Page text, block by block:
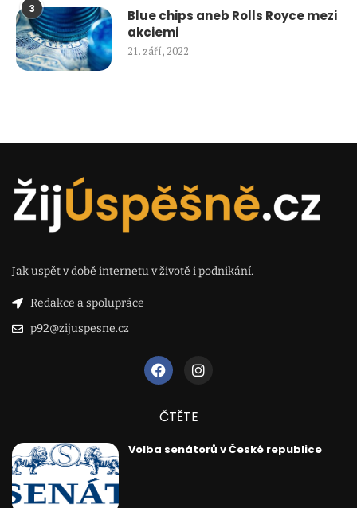
3
Blue chips aneb Rolls Royce mezi
akciemi
21. září, 2022
Jak uspět v době internetu v životě i podnikání.
Redakce a spolupráce
p92@zijuspesne.cz
ČTĚTE
Volba senátorů v České republice